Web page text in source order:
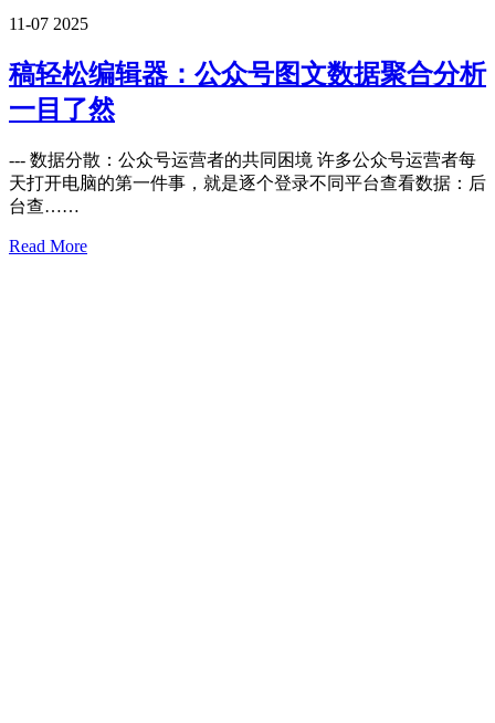
11-07 2025
稿轻松编辑器：公众号图文数据聚合分析
一目了然
--- 数据分散：公众号运营者的共同困境 许多公众号运营者每
天打开电脑的第一件事，就是逐个登录不同平台查看数据：后
台查……
Read More